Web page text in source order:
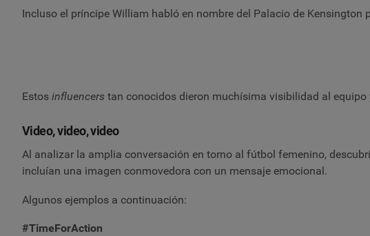
Incluso el príncipe William habló en nombre del Palacio de
Estos influencers tan conocidos dieron muchísima visibilidad al equipo
Video, video, video
Al analizar la amplia conversación en torno al fútbol femenino,
incluían una imagen conmovedora con un mensaje emocional.
Algunos ejemplos a continuación:
#TimeForAction